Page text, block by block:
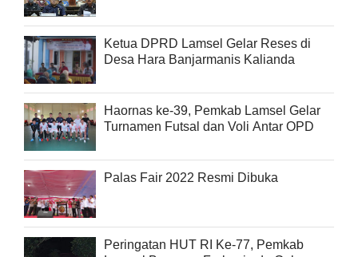
Ketua DPRD Lamsel Gelar Reses di
Desa Hara Banjarmanis Kalianda
Haornas ke-39, Pemkab Lamsel Gelar
Turnamen Futsal dan Voli Antar OPD
Palas Fair 2022 Resmi Dibuka
Peringatan HUT RI Ke-77, Pemkab